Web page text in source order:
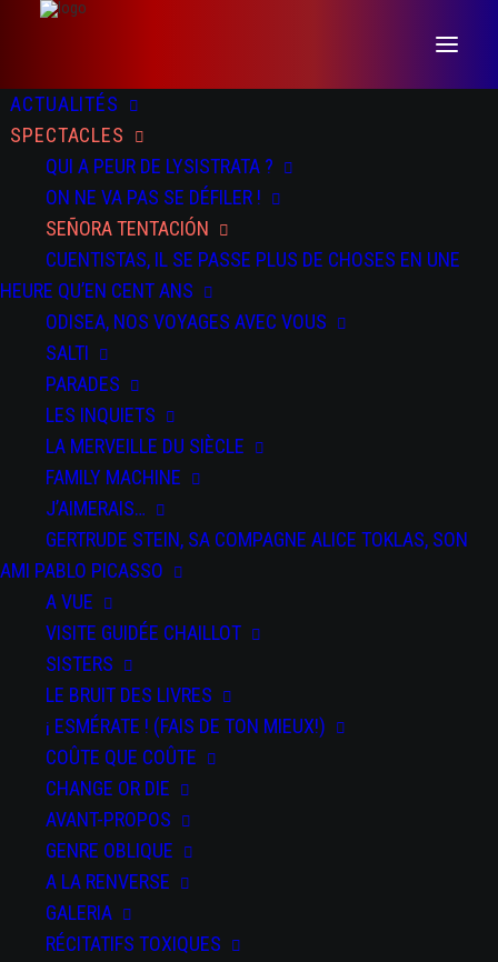
ACTUALITÉS
SPECTACLES
QUI A PEUR DE LYSISTRATA ?
ON NE VA PAS SE DÉFILER !
SEÑORA TENTACIÓN
CUENTISTAS, IL SE PASSE PLUS DE CHOSES EN UNE
HEURE QU’EN CENT ANS
ODISEA, NOS VOYAGES AVEC VOUS
SALTI
PARADES
LES INQUIETS
LA MERVEILLE DU SIÈCLE
FAMILY MACHINE
J’AIMERAIS…
GERTRUDE STEIN, SA COMPAGNE ALICE TOKLAS, SON
AMI PABLO PICASSO
A VUE
VISITE GUIDÉE CHAILLOT
SISTERS
LE BRUIT DES LIVRES
¡ ESMÉRATE ! (FAIS DE TON MIEUX!)
COÛTE QUE COÛTE
CHANGE OR DIE
AVANT-PROPOS
GENRE OBLIQUE
A LA RENVERSE
GALERIA
RÉCITATIFS TOXIQUES